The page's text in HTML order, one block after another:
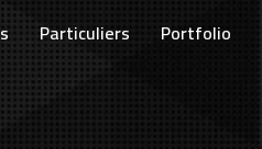
Particuliers Portfolio